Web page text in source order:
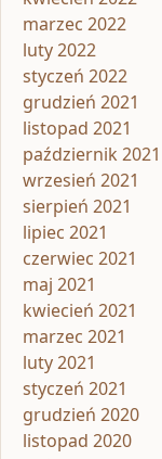
marzec 2022
luty 2022
styczeń 2022
grudzień 2021
listopad 2021
październik 2021
wrzesień 2021
sierpień 2021
lipiec 2021
czerwiec 2021
maj 2021
kwiecień 2021
marzec 2021
luty 2021
styczeń 2021
grudzień 2020
listopad 2020